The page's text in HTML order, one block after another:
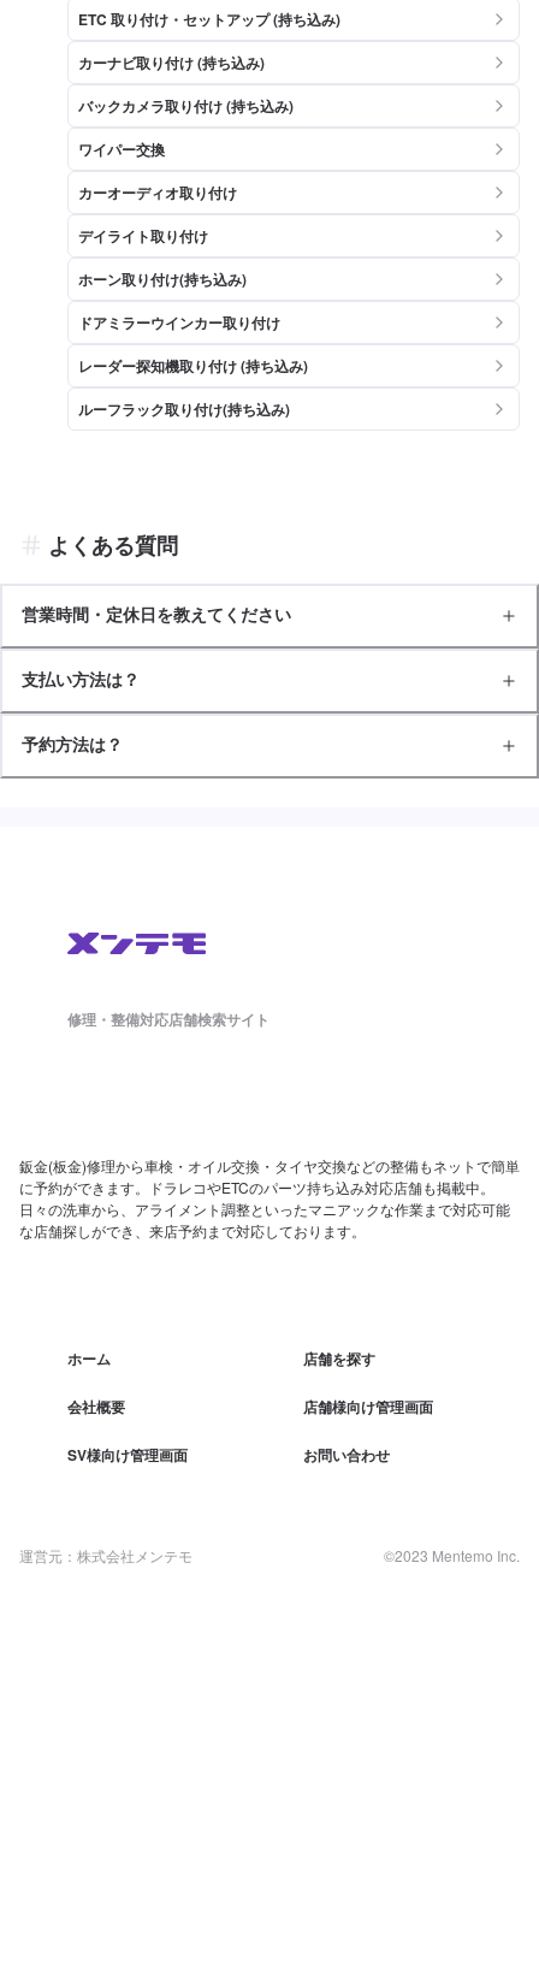
ETC 取り付け・セットアップ (持ち込み)
カーナビ取り付け (持ち込み)
バックカメラ取り付け (持ち込み)
ワイパー交換
カーオーディオ取り付け
デイライト取り付け
ホーン取り付け(持ち込み)
ドアミラーウインカー取り付け
レーダー探知機取り付け (持ち込み)
ルーフラック取り付け(持ち込み)
よくある質問
営業時間・定休日を教えてください
支払い方法は？
予約方法は？
修理・整備対応店舗検索サイト
鈑金(板金)修理から車検・オイル交換・タイヤ交換などの整備もネットで簡単
に予約ができます。ドラレコやETCのパーツ持ち込み対応店舗も掲載中。
日々の洗車から、アライメント調整といったマニアックな作業まで対応可能
な店舗探しができ、来店予約まで対応しております。
ホーム 店舗を探す
会社概要 店舗様向け管理画面
SV様向け管理画面 お問い合わせ
運営元：株式会社メンテモ ©2023 Mentemo Inc.